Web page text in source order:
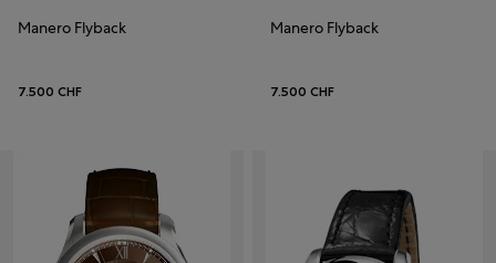
Manero Flyback
7.500 CHF
Manero Flyback
7.500 CHF